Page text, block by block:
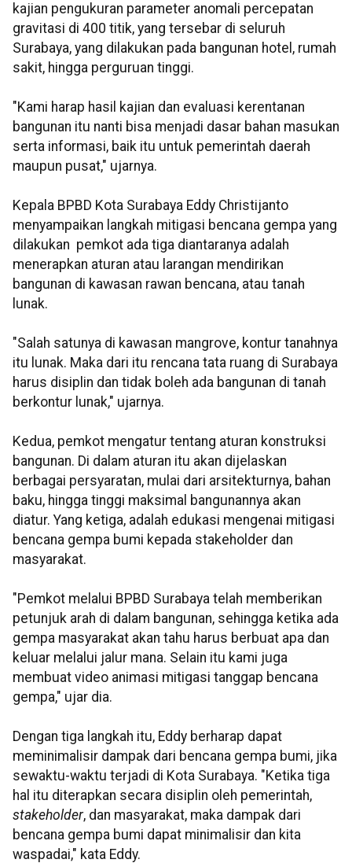
kajian pengukuran parameter anomali percepatan
gravitasi di 400 titik, yang tersebar di seluruh
Surabaya, yang dilakukan pada bangunan hotel, rumah
sakit, hingga perguruan tinggi.
"Kami harap hasil kajian dan evaluasi kerentanan
bangunan itu nanti bisa menjadi dasar bahan masukan
serta informasi, baik itu untuk pemerintah daerah
maupun pusat," ujarnya.
Kepala BPBD Kota Surabaya Eddy Christijanto
menyampaikan langkah mitigasi bencana gempa yang
dilakukan pemkot ada tiga diantaranya adalah
menerapkan aturan atau larangan mendirikan
bangunan di kawasan rawan bencana, atau tanah
lunak.
"Salah satunya di kawasan mangrove, kontur tanahnya
itu lunak. Maka dari itu rencana tata ruang di Surabaya
harus disiplin dan tidak boleh ada bangunan di tanah
berkontur lunak," ujarnya.
Kedua, pemkot mengatur tentang aturan konstruksi
bangunan. Di dalam aturan itu akan dijelaskan
berbagai persyaratan, mulai dari arsitekturnya, bahan
baku, hingga tinggi maksimal bangunannya akan
diatur. Yang ketiga, adalah edukasi mengenai mitigasi
bencana gempa bumi kepada stakeholder dan
masyarakat.
"Pemkot melalui BPBD Surabaya telah memberikan
petunjuk arah di dalam bangunan, sehingga ketika ada
gempa masyarakat akan tahu harus berbuat apa dan
keluar melalui jalur mana. Selain itu kami juga
membuat video animasi mitigasi tanggap bencana
gempa," ujar dia.
Dengan tiga langkah itu, Eddy berharap dapat
meminimalisir dampak dari bencana gempa bumi, jika
sewaktu-waktu terjadi di Kota Surabaya. "Ketika tiga
hal itu diterapkan secara disiplin oleh pemerintah,
stakeholder, dan masyarakat, maka dampak dari
bencana gempa bumi dapat minimalisir dan kita
waspadai," kata Eddy.